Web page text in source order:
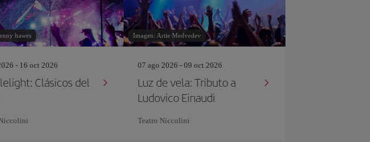
hawes
- 16 oct 2026
Clásicos del
Imagen: Artie Medvedev
07 ago 2026 - 09 oct 2026
Luz de vela: Tributo a
Ludovico Einaudi
Teatro Niccolini